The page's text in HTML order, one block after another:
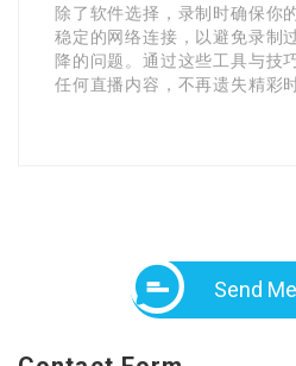
除了软件选择，录制时确保你
稳定的网络连接，以避免录制
降的问题。通过这些工具与技
任何直播内容，不再遗失精彩
Send